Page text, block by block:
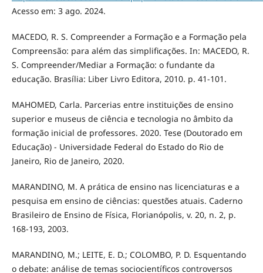
Acesso em: 3 ago. 2024.
MACEDO, R. S. Compreender a Formação e a Formação pela
Compreensão: para além das simplificações. In: MACEDO, R.
S. Compreender/Mediar a Formação: o fundante da
educação. Brasília: Liber Livro Editora, 2010. p. 41-101.
MAHOMED, Carla. Parcerias entre instituições de ensino
superior e museus de ciência e tecnologia no âmbito da
formação inicial de professores. 2020. Tese (Doutorado em
Educação) - Universidade Federal do Estado do Rio de
Janeiro, Rio de Janeiro, 2020.
MARANDINO, M. A prática de ensino nas licenciaturas e a
pesquisa em ensino de ciências: questões atuais. Caderno
Brasileiro de Ensino de Física, Florianópolis, v. 20, n. 2, p.
168-193, 2003.
MARANDINO, M.; LEITE, E. D.; COLOMBO, P. D. Esquentando
o debate: análise de temas sociocientíficos controversos